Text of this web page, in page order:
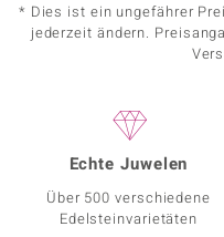
* Dies ist ein ungefährer
jederzeit ändern.
Echte Juwelen
Über 500 verschiedene
Edelsteinvarietäten